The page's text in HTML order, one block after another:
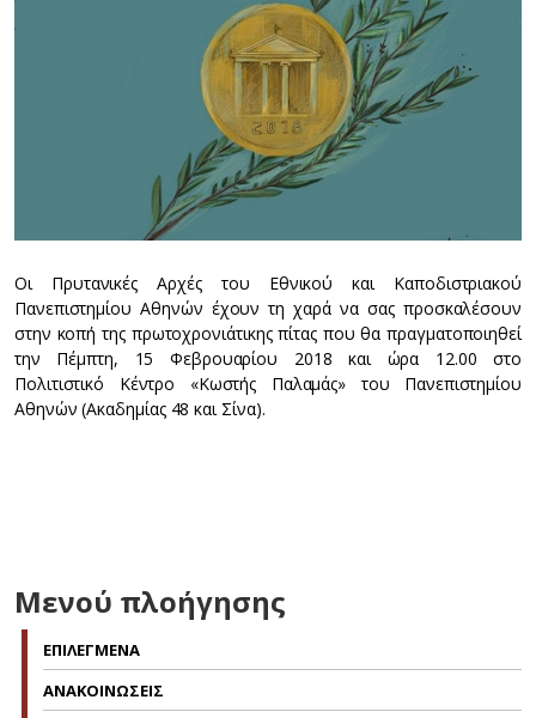
Οι Πρυτανικές Αρχές του Εθνικού και Καποδιστριακού
Πανεπιστημίου Αθηνών έχουν τη χαρά να σας προσκαλέσουν
στην κοπή της πρωτοχρονιάτικης πίτας που θα πραγματοποιηθεί
την Πέμπτη, 15 Φεβρουαρίου 2018 και ώρα 12.00 στο
Πολιτιστικό Κέντρο «Κωστής Παλαμάς» του Πανεπιστημίου
Αθηνών (Ακαδημίας 48 και Σίνα).
Μενού πλοήγησης
ΕΠΙΛΕΓΜΕΝΑ
ΑΝΑΚΟΙΝΩΣΕΙΣ